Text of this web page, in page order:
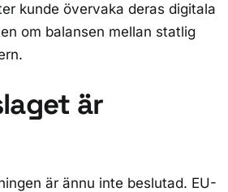
kunde övervaka deras digitala
om balansen mellan statlig
är
är ännu inte beslutad. EU-